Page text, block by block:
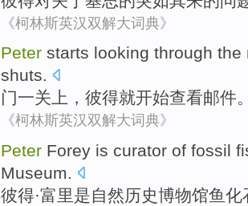
《柯林斯英汉双解大词典》
Peter starts looking through the
shuts.
门一关上 ， 彼得就开始查看邮件
《柯林斯英汉双解大词典》
Peter Forey is curator of fossil
Museum.
彼得·富里是自然历史博物馆鱼化